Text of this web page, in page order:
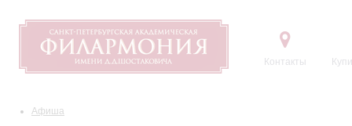
Контакты
Афиша